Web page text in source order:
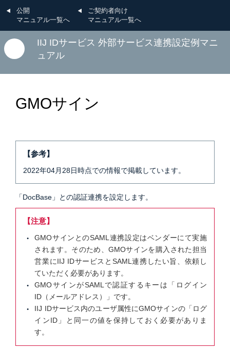
公開
マニュアル一覧へ
ご契約者向け
マニュアル一覧へ
IIJ IDサービス 外部サービス連携設定例マニ
ュアル
GMOサイン
【参考】
2022年04月28日時点での情報で掲載しています。
「DocBase」との認証連携を設定します。
【注意】
GMOサインとのSAML連携設定はベンダーにて実施
されます。そのため、GMOサインを購入された担当
営業にIIJ IDサービスとSAML連携したい旨、依頼し
ていただく必要があります。
GMOサインがSAMLで認証するキーは「ログイン
ID（メールアドレス）」です。
IIJ IDサービス内のユーザ属性にGMOサインの「ログ
インID」と同一の値を保持しておく必要がありま
す。